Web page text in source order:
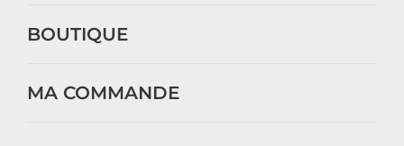
BOUTIQUE
MA COMMANDE